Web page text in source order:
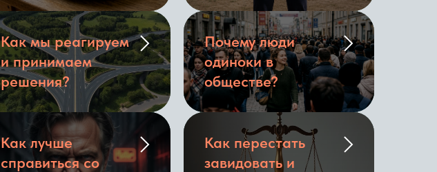
Как мы реагируем
и принимаем
решения?
Почему люди
одиноки в
обществе?
Как лучше
справиться со
Как перестать
завидовать и